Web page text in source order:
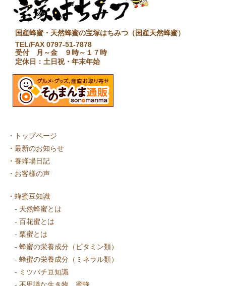
国産蜂蜜・天然蜂蜜の宝塚はちみつ（国産天然蜂蜜）
TEL/FAX 0797-51-7878
受付 月～金 ９時～１７時
定休日：土日祝・年末年始
・
トップページ
・ 最新のお知らせ
・ 養蜂場日記
・ お客様の声
・ 蜂蜜豆知識
- 天然蜂蜜とは
- 百花蜜とは
- 栗蜜とは
- 蜂蜜の栄養成分（ビタミン類）
- 蜂蜜の栄養成分（ミネラル類）
- ミツバチ豆知識
- 不思議な生き物、蜜蜂。